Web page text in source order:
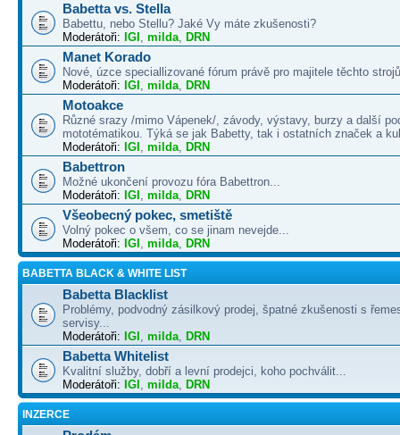
Babetta vs. Stella
Babettu, nebo Stellu? Jaké Vy máte zkušenosti?
Moderátoři: IGI , milda, DRN
Manet Korado
Nové, úzce speciallizované fórum právě pro majitele těchto
Moderátoři: IGI , milda, DRN
Motoakce
Různé srazy /mimo Vápenek/, závody, výstavy, burzy a další
mototématikou. Týká se jak Babetty, tak i ostatních značek a
Moderátoři: IGI , milda, DRN
Babettron
Možné ukončení provozu fóra Babettron...
Moderátoři: IGI , milda, DRN
Všeobecný pokec, smetiště
Volný pokec o všem, co se jinam nevejde...
Moderátoři: IGI , milda, DRN
BABETTA BLACK & WHITE LIST
Babetta Blacklist
Problémy, podvodný zásilkový prodej, špatné zkušenosti s
servisy...
Moderátoři: IGI , milda, DRN
Babetta Whitelist
Kvalitní služby, dobří a levní prodejci, koho pochválit...
Moderátoři: IGI , milda, DRN
INZERCE